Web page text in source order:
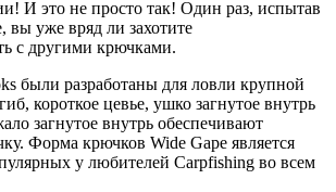
И это не просто так! Один раз, испытав
вы уже вряд ли захотите
с другими крючками.
были разработаны для ловли крупной
короткое цевье, ушко загнутое внутрь
загнутое внутрь обеспечивают
Форма крючков Wide Gape является
у любителей Carpfishing во всем